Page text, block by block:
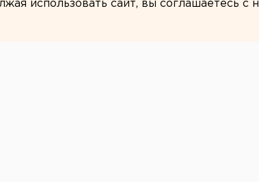
использовать сайт, вы соглашаетесь с